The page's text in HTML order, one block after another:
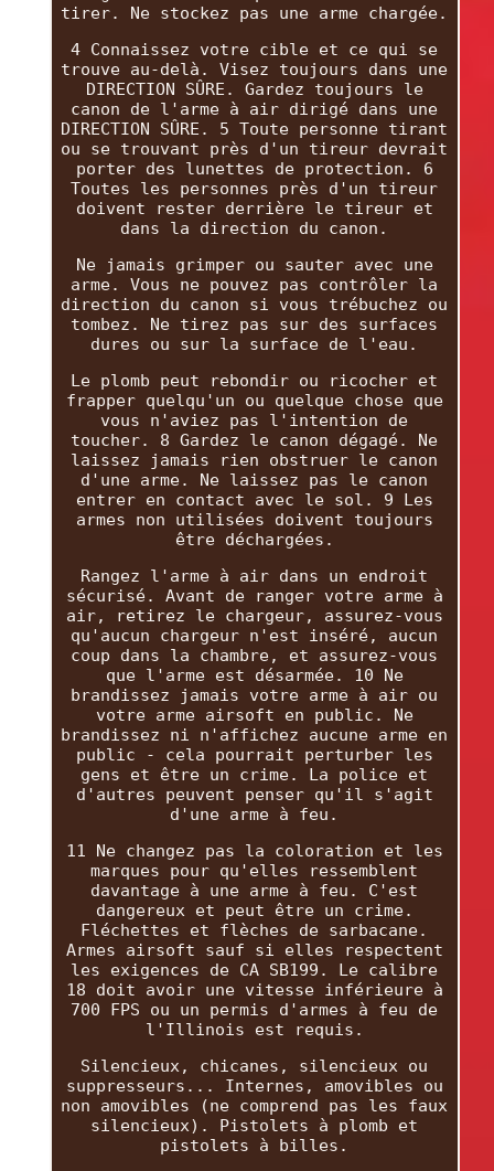
tirer. Ne stockez pas une arme chargée.
4 Connaissez votre cible et ce qui se
trouve au-delà. Visez toujours dans une
DIRECTION SÛRE. Gardez toujours le
canon de l'arme à air dirigé dans une
DIRECTION SÛRE. 5 Toute personne tirant
ou se trouvant près d'un tireur devrait
porter des lunettes de protection. 6
Toutes les personnes près d'un tireur
doivent rester derrière le tireur et
dans la direction du canon.
Ne jamais grimper ou sauter avec une
arme. Vous ne pouvez pas contrôler la
direction du canon si vous trébuchez ou
tombez. Ne tirez pas sur des surfaces
dures ou sur la surface de l'eau.
Le plomb peut rebondir ou ricocher et
frapper quelqu'un ou quelque chose que
vous n'aviez pas l'intention de
toucher. 8 Gardez le canon dégagé. Ne
laissez jamais rien obstruer le canon
d'une arme. Ne laissez pas le canon
entrer en contact avec le sol. 9 Les
armes non utilisées doivent toujours
être déchargées.
Rangez l'arme à air dans un endroit
sécurisé. Avant de ranger votre arme à
air, retirez le chargeur, assurez-vous
qu'aucun chargeur n'est inséré, aucun
coup dans la chambre, et assurez-vous
que l'arme est désarmée. 10 Ne
brandissez jamais votre arme à air ou
votre arme airsoft en public. Ne
brandissez ni n'affichez aucune arme en
public - cela pourrait perturber les
gens et être un crime. La police et
d'autres peuvent penser qu'il s'agit
d'une arme à feu.
11 Ne changez pas la coloration et les
marques pour qu'elles ressemblent
davantage à une arme à feu. C'est
dangereux et peut être un crime.
Fléchettes et flèches de sarbacane.
Armes airsoft sauf si elles respectent
les exigences de CA SB199. Le calibre
18 doit avoir une vitesse inférieure à
700 FPS ou un permis d'armes à feu de
l'Illinois est requis.
Silencieux, chicanes, silencieux ou
suppresseurs... Internes, amovibles ou
non amovibles (ne comprend pas les faux
silencieux). Pistolets à plomb et
pistolets à billes.